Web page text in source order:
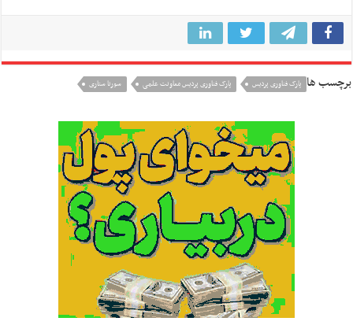
برچسب ها پارک فناوری پردیس پارک فناوری پردیس معاونت علمی سورنا ستاری